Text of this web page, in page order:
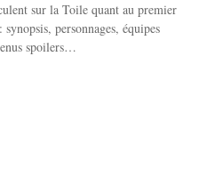
sur la Toile quant au premier
personnages, équipes
spoilers…